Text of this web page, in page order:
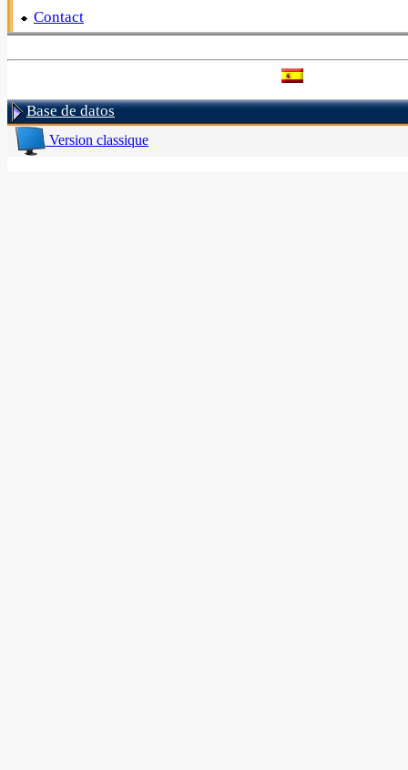
Contact
Base de datos
Version classique